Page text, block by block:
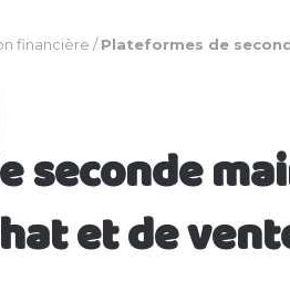
financière / Plateformes de
seconde
et de